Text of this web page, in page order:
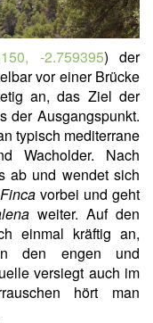
-2.759395) der
vor einer Brücke
an, das Ziel der
der Ausgangspunkt.
typisch mediterrane
Wacholder. Nach
ab und wendet sich
Fincavorbei und geht
weiter. Auf den
einmal kräftig an,
den engen und
versiegt auch im
hört man